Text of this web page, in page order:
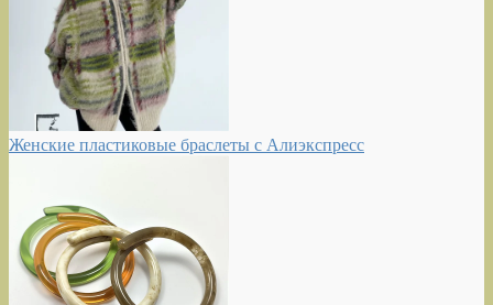
Женские пластиковые браслеты с Алиэкспресс